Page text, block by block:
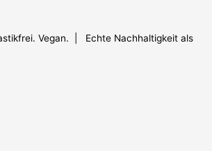
Vegan. | Echte Nachhaltigkeit als